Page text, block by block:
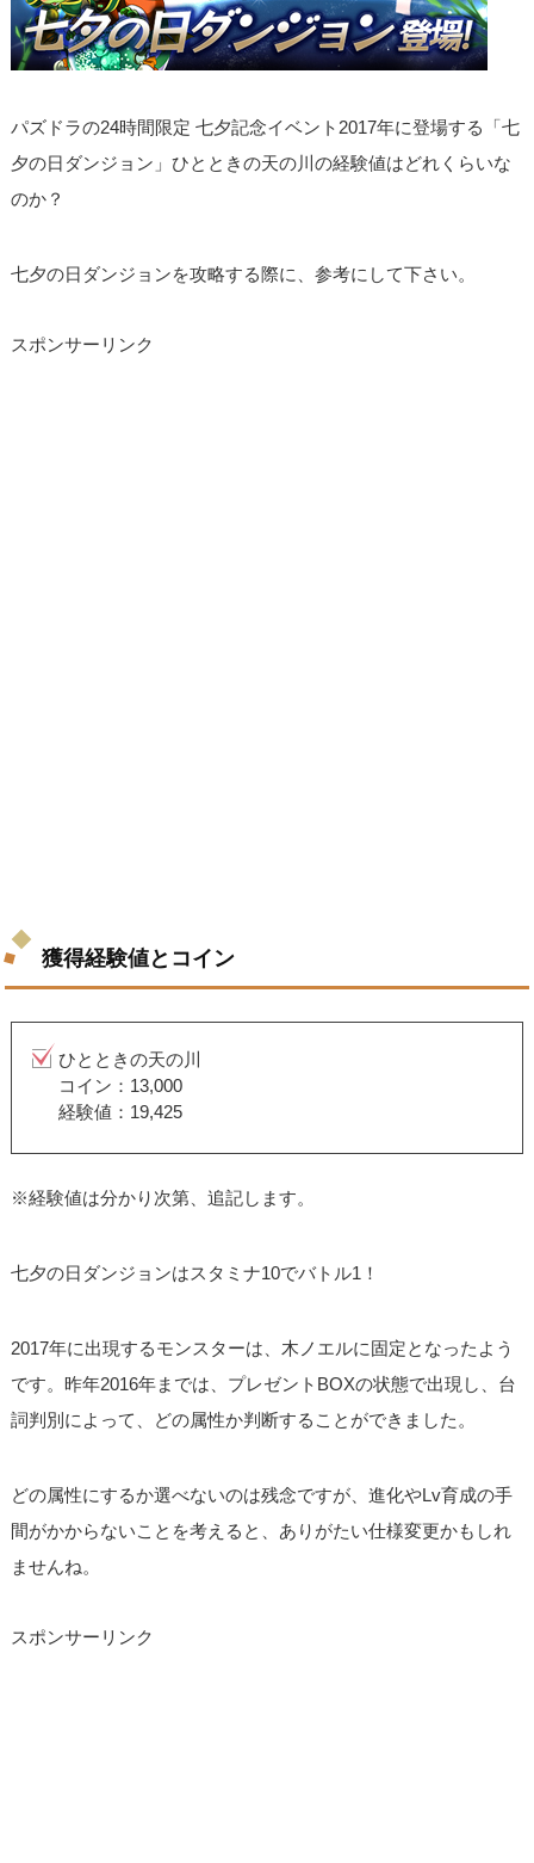
パズドラの24時間限定 七夕記念イベント2017年に登場する「七
夕の日ダンジョン」ひとときの天の川の経験値はどれくらいな
のか？
七夕の日ダンジョンを攻略する際に、参考にして下さい。
スポンサーリンク
獲得経験値とコイン
ひとときの天の川
コイン：13,000
経験値：19,425
※経験値は分かり次第、追記します。
七夕の日ダンジョンはスタミナ10でバトル1！
2017年に出現するモンスターは、木ノエルに固定となったよう
です。昨年2016年までは、プレゼントBOXの状態で出現し、台
詞判別によって、どの属性か判断することができました。
どの属性にするか選べないのは残念ですが、進化やLv育成の手
間がかからないことを考えると、ありがたい仕様変更かもしれ
ませんね。
スポンサーリンク